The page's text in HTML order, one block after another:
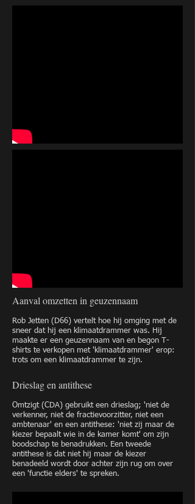
Aanval omzetten in geuzennaam
Rob Jetten (D66) vertelt hoe hij omging met de
sneer dat hij een klimaatdrammer was. Hij
maakte er een geuzennaam van en begon T-
shirts te verkopen met 'klimaatdrammer' erop:
trots om een klimaatdrammer te zijn.
Drieslag en antithese
Omtzigt (CDA) gebruikt een drieslag; 'niet de
verkenner, niet de fractievoorzitter, niet een
ambtenaar' en een antithese: 'niet zij maar de
kiezer bepaalt wie in de kamer komt' om zijn
boodschap te benadrukken. Een tweede
antithese is dat niet hij maar de kiezer
benadeeld wordt door achter zijn rug om over
een 'functie elders' te spreken.